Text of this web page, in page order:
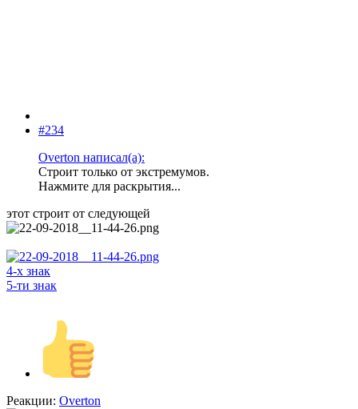
#234
Overton написал(а):
Строит только от экстремумов.
Нажмите для раскрытия...
этот строит от следующей
4-х знак
5-ти знак
Реакции: Overton